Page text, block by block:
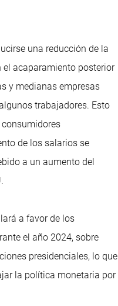
una reducción de la
el acaparamiento posterior
y medianas empresas
trabajadores. Esto
de los salarios se
a un aumento del
a favor de los
el año 2024, sobre
presidenciales, lo que
la política monetaria por